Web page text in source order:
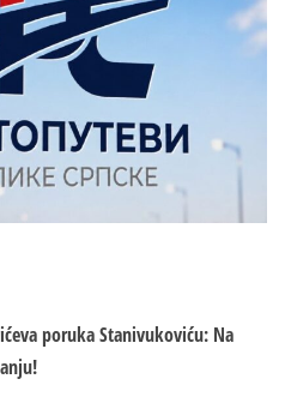
poruka Stanivukoviću: Na